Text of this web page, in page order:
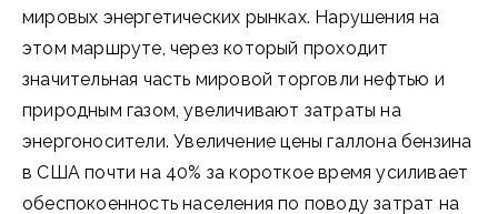
мировых энергетических рынках. Нарушения на
этом маршруте, через который проходит
значительная часть мировой торговли нефтью и
природным газом, увеличивают затраты на
энергоносители. Увеличение цены галлона бензина
в США почти на 40% за короткое время усиливает
обеспокоенность населения по поводу затрат на